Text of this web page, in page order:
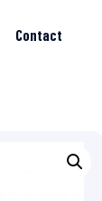
Contact